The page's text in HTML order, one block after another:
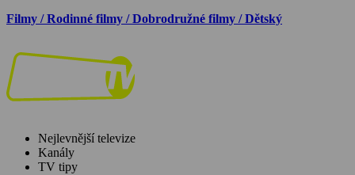
Filmy / Rodinné filmy / Dobrodružné filmy / Dětský
Nejlevnější televize
Kanály
TV tipy